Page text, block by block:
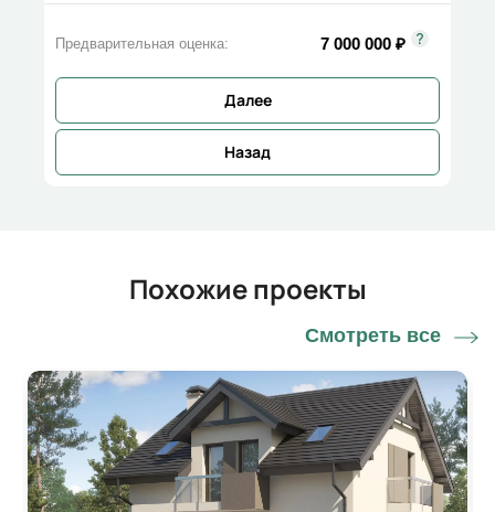
Предварительная оценка: 7 000 000 ₽
Назад
Далее
Похожие проекты
Смотреть все